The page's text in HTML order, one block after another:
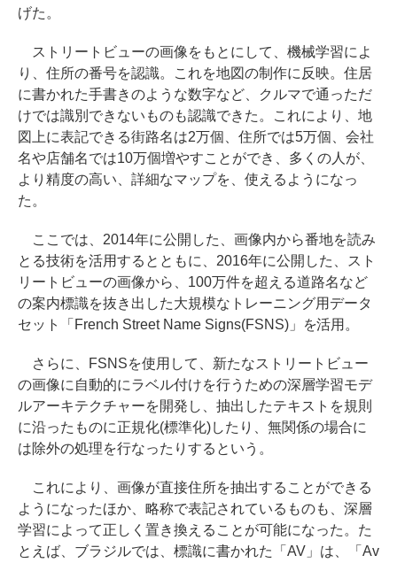
げた。
ストリートビューの画像をもとにして、機械学習によ
り、住所の番号を認識。これを地図の制作に反映。住居
に書かれた手書きのような数字など、クルマで通っただ
けでは識別できないものも認識できた。これにより、地
図上に表記できる街路名は2万個、住所では5万個、会社
名や店舗名では10万個増やすことができ、多くの人が、
より精度の高い、詳細なマップを、使えるようになっ
た。
ここでは、2014年に公開した、画像内から番地を読み
とる技術を活用するとともに、2016年に公開した、スト
リートビューの画像から、100万件を超える道路名など
の案内標識を抜き出した大規模なトレーニング用データ
セット「French Street Name Signs(FSNS)」を活用。
さらに、FSNSを使用して、新たなストリートビュー
の画像に自動的にラベル付けを行うための深層学習モデ
ルアーキテクチャーを開発し、抽出したテキストを規則
に沿ったものに正規化(標準化)したり、無関係の場合に
は除外の処理を行なったりするという。
これにより、画像が直接住所を抽出することができる
ようになったほか、略称で表記されているものも、深層
学習によって正しく置き換えることが可能になった。た
とえば、ブラジルでは、標識に書かれた「AV」は、「Av